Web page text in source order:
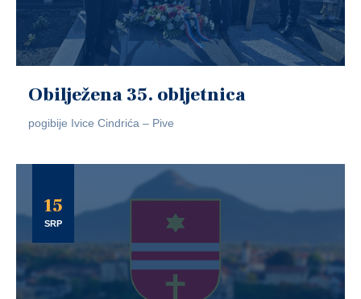
Obilježena 35. obljetnica
pogibije Ivice Cindrića – Pive
15
SRP